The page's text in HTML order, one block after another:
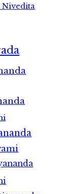
Nivedita